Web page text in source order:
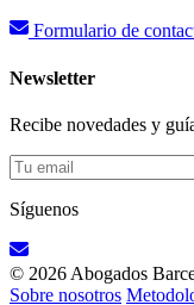
Formulario de
Newsletter
Recibe novedades y
Síguenos
© 2026 Abogados
Sobre nosotros